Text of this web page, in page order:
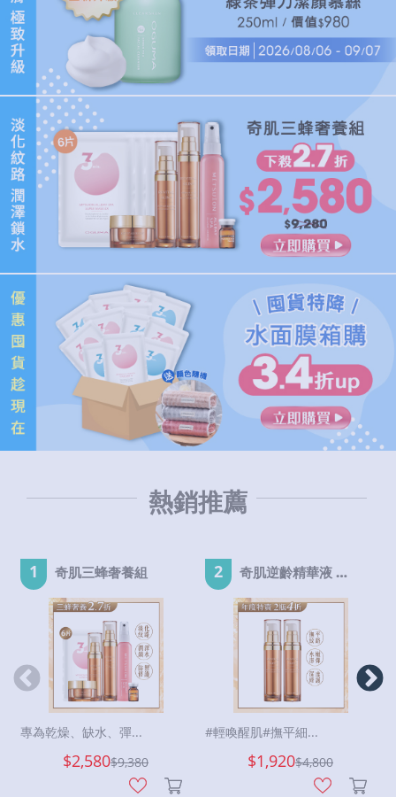
熱銷推薦
1 奇肌三蜂奢養組
專為乾燥、缺水、彈...
$2,580$9,380
2 奇肌逆齡精華液 EX-2瓶
#輕喚醒肌#撫平細...
$1,920$4,800